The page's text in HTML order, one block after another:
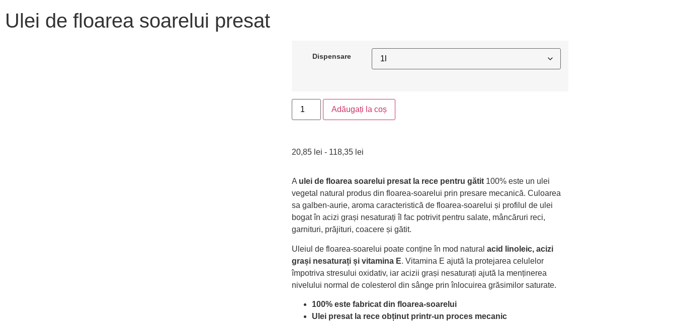
Ulei de floarea soarelui presat
Dispensare
Adăugați la coș
20,85 lei - 118,35 lei
A ulei de floarea soarelui presat la rece pentru gătit 100% este un ulei
vegetal natural produs din floarea-soarelui prin presare mecanică. Culoarea
sa galben-aurie, aroma caracteristică de floarea-soarelui și profilul de ulei
bogat în acizi grași nesaturați îl fac potrivit pentru salate, mâncăruri reci,
garnituri, prăjituri, coacere și gătit.
Uleiul de floarea-soarelui poate conține în mod natural acid linoleic, acizi
grași nesaturați și vitamina E. Vitamina E ajută la protejarea celulelor
împotriva stresului oxidativ, iar acizii grași nesaturați ajută la menținerea
nivelului normal de colesterol din sânge prin înlocuirea grăsimilor saturate.
100% este fabricat din floarea-soarelui
Ulei presat la rece obținut printr-un proces mecanic